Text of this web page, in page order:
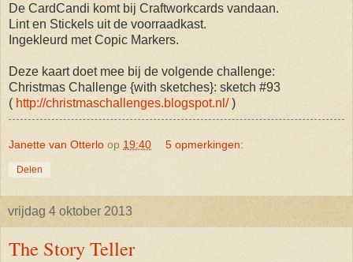
De CardCandi komt bij Craftworkcards vandaan.
Lint en Stickels uit de voorraadkast.
Ingekleurd met Copic Markers.
Deze kaart doet mee bij de volgende challenge:
Christmas Challenge {with sketches}: sketch #93
( http://christmaschallenges.blogspot.nl/)
Janette van Otterlo op 19:40 5 opmerkingen:
Delen
vrijdag 4 oktober 2013
The Story Teller